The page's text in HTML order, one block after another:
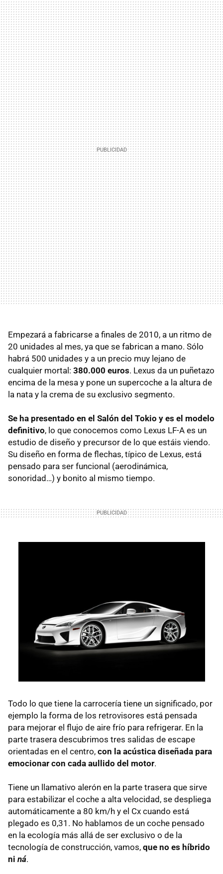
Empezará a fabricarse a finales de 2010, a un ritmo de
20 unidades al mes, ya que se fabrican a mano. Sólo
habrá 500 unidades y a un precio muy lejano de
cualquier mortal: 380.000 euros. Lexus da un puñetazo
encima de la mesa y pone un supercoche a la altura de
la nata y la crema de su exclusivo segmento.
Se ha presentado en el Salón del Tokio y es el modelo
definitivo, lo que conocemos como Lexus LF-A es un
estudio de diseño y precursor de lo que estáis viendo.
Su diseño en forma de flechas, típico de Lexus, está
pensado para ser funcional (aerodinámica,
sonoridad…) y bonito al mismo tiempo.
Todo lo que tiene la carrocería tiene un significado, por
ejemplo la forma de los retrovisores está pensada
para mejorar el flujo de aire frío para refrigerar. En la
parte trasera descubrimos tres salidas de escape
orientadas en el centro, con la acústica diseñada para
emocionar con cada aullido del motor.
Tiene un llamativo alerón en la parte trasera que sirve
para estabilizar el coche a alta velocidad, se despliega
automáticamente a 80 km/h y el Cx cuando está
plegado es 0,31. No hablamos de un coche pensado
en la ecología más allá de ser exclusivo o de la
tecnología de construcción, vamos, que no es híbrido
ni ná.